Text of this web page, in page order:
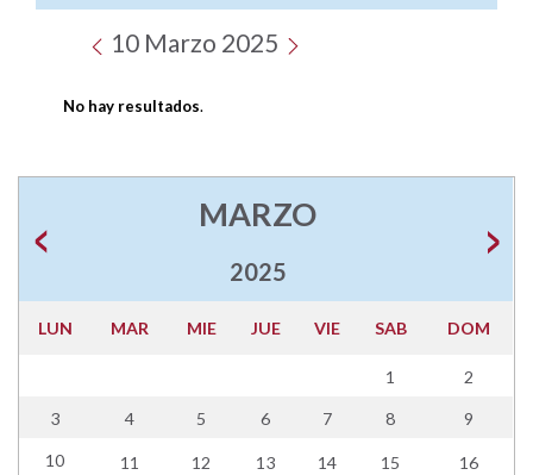
10 Marzo 2025
No hay resultados.
MARZO
2025
LUN MAR MIE JUE VIE SAB DOM
1 2
3 4 5 6 7 8 9
10 11 12 13 14 15 16